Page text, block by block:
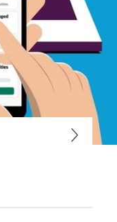
en que